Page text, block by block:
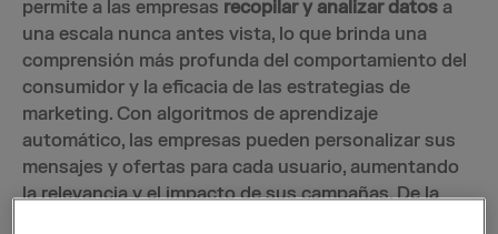
permite a las empresas recopilar y analizar datos a
una escala nunca antes vista, lo que brinda una
comprensión más profunda del comportamiento del
consumidor y la eficacia de las estrategias de
marketing. Con algoritmos de aprendizaje
automático, las empresas pueden personalizar sus
mensajes y ofertas para cada usuario, aumentando
la relevancia y el impacto de sus campañas. De la